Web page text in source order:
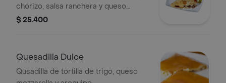
chorizo, salsa ranchera y queso
mozzarella.
$ 25.400
Quesadilla Dulce
Qusadilla de tortilla de trigo, queso